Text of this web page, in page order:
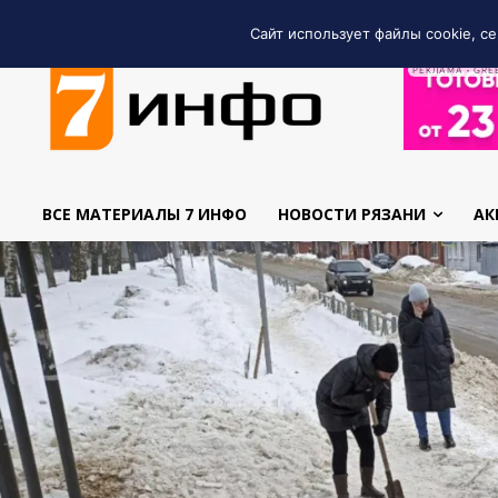
РЕКЛАМА •
ВСЕ МАТЕРИАЛЫ 7 ИНФО НОВОСТИ РЯЗАНИ
Сайт использует файлы cookie,